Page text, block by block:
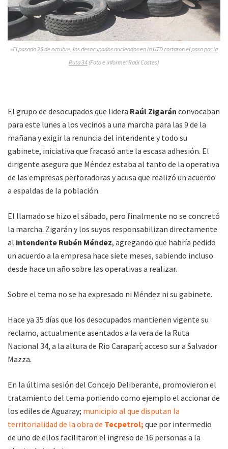
»El pasado 25 de octubre, los desocupados nucleados en la UTD cortaron el paso por la
Ruta 34 (Foto e informe: Raúl Costes)
El grupo de desocupados que lidera Raúl Zigarán convocaban
para este lunes a los vecinos a una marcha para las 9 de la
mañana y exigir la renuncia del intendente y todo su
gabinete, iniciativa que fracasó ante la escasa adhesión. El
dirigente asegura que Méndez estaba al tanto de la operativa
de las empresas perforadoras y acusa que realizó un acuerdo
a espaldas de la población.
El llamado se hizo el sábado, pero finalmente no se concretó
la marcha. Zigarán y los suyos responsabilizan directamente
al intendente Rubén Méndez, agregando que habría pedido
un acuerdo a la empresa hace siete meses, sabiendo incluso
desde hace un año sobre las operativas a realizar.
Sobre el tema no se ha expresado ni Méndez ni su gabinete.
Hace ya 35 días que los desocupados mantienen vigente su
reclamo, actualmente asentados a la vera de la Ruta
Nacional 34, a la altura de Rio Caraparí; acceso sur a Salvador
Mazza.
En la última sesión del Concejo Deliberante, promovieron el
tratamiento del tema poniendo como ejemplo el accionar de
los ediles de Aguaray; municipio al que disputan la
territorialidad de la obra de Tecpetrol; que por intermedio
de uno de ellos facilitaron el ingreso de 16 personas a la